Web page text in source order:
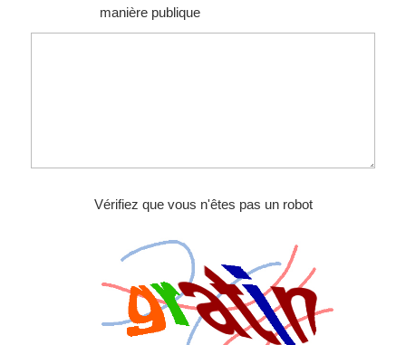
manière publique
Vérifiez que vous n'êtes pas un robot